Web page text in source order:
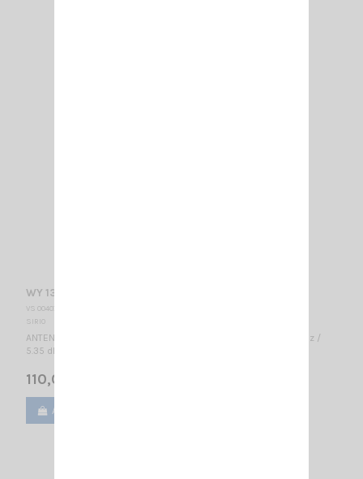
WY 136-4N SIRIO
VS 004075
SIRIO
ANTENNE DIRECTIVE VHF 4 éléments - LARGE BANDE 136...174 MHz /
5.35 dBd – 7.5 dBi / 1600 x 1120 mm
110,00 €
Ajouter au panier